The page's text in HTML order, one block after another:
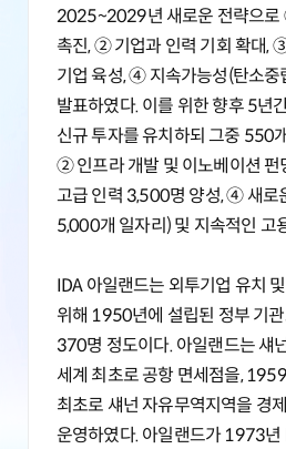
2025~2029년 새로운 전략으
촉진, ② 기업과 인력 기회 확대,
기업 육성, ④ 지속가능성(탄소중
발표하였다. 이를 위한 향후 5
신규 투자를 유치하되 그중 550
② 인프라 개발 및 이노베이션
고급 인력 3,500명 양성, ④ 새로
5,000개 일자리) 및 지속적인 고
IDA 아일랜드는 외투기업 유치
위해 1950년에 설립된 정부 기
370명 정도이다. 아일랜드는 섀
세계 최초로 공항 면세점을,
최초로 섀넌 자유무역지역을 경
운영하였다. 아일랜드가 1973년